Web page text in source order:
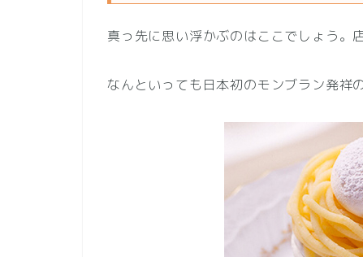
真っ先に思い浮かぶのはここでしょう。
なんといっても日本初のモンブラン発祥